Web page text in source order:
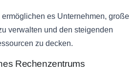
ermöglichen es Unternehmen, große
verwalten und den steigenden
zu decken.
Rechenzentrums